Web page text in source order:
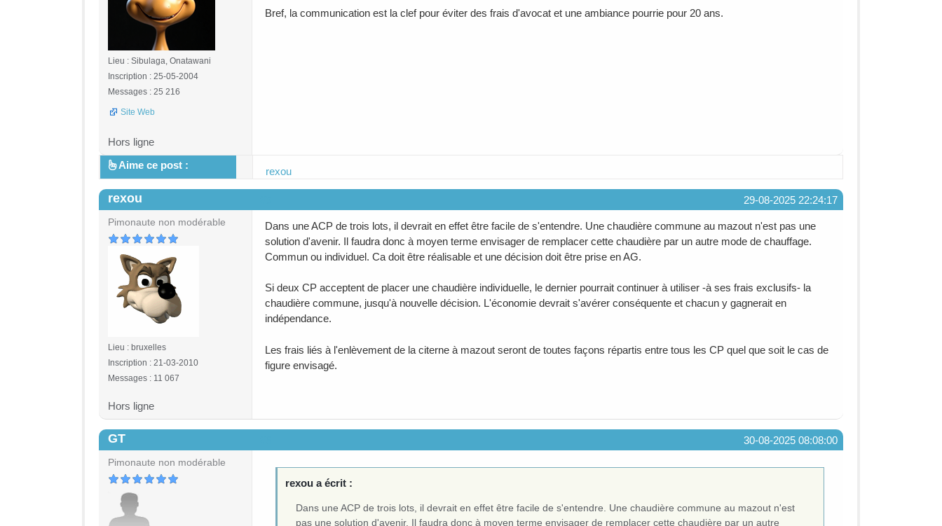
Lieu : Sibulaga, Onatawani
Inscription : 25-05-2004
Messages : 25 216
Site Web
Bref, la communication est la clef pour éviter des frais d'avocat et une ambiance pourrie pour 20 ans.
Hors ligne
Aime ce post :
rexou
29-08-2025 22:24:17
rexou
Pimonaute non modérable
Lieu : bruxelles
Inscription : 21-03-2010
Messages : 11 067
Dans une ACP de trois lots, il devrait en effet être facile de s'entendre. Une chaudière commune au mazout n'est pas une
solution d'avenir. Il faudra donc à moyen terme envisager de remplacer cette chaudière par un autre mode de chauffage.
Commun ou individuel. Ca doit être réalisable et une décision doit être prise en AG.
Si deux CP acceptent de placer une chaudière individuelle, le dernier pourrait continuer à utiliser -à ses frais exclusifs- la
chaudière commune, jusqu'à nouvelle décision. L'économie devrait s'avérer conséquente et chacun y gagnerait en
indépendance.
Les frais liés à l'enlèvement de la citerne à mazout seront de toutes façons répartis entre tous les CP quel que soit le cas de
figure envisagé.
Hors ligne
30-08-2025 08:08:00
GT
Pimonaute non modérable
rexou a écrit :
Dans une ACP de trois lots, il devrait en effet être facile de s'entendre. Une chaudière commune au mazout n'est
pas une solution d'avenir. Il faudra donc à moyen terme envisager de remplacer cette chaudière par un autre